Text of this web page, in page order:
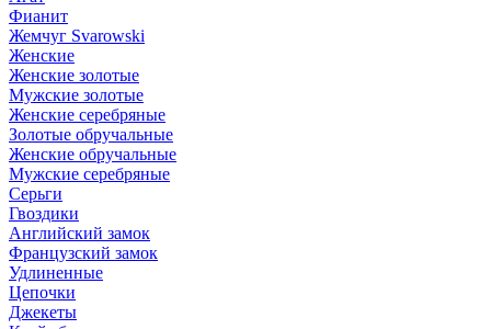
Фианит
Жемчуг Svarowski
Женские
Женские золотые
Мужские золотые
Женские серебряные
Золотые обручальные
Женские обручальные
Мужские серебряные
Серьги
Гвоздики
Английский замок
Французский замок
Удлиненные
Цепочки
Джекеты